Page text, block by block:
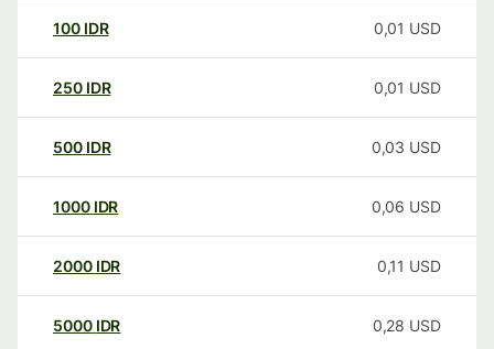
100 IDR 0,01 USD
250 IDR 0,01 USD
500 IDR 0,03 USD
1000 IDR 0,06 USD
2000 IDR 0,11 USD
5000 IDR 0,28 USD